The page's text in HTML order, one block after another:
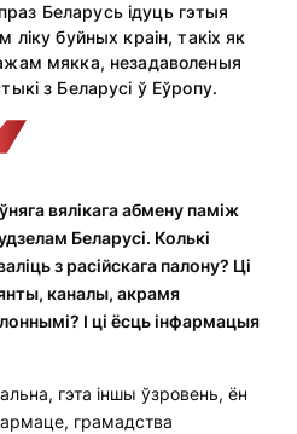
Беларусь ідуць гэтыя
буйных краін, такіх як
мякка, незадаволеныя
з Беларусі ў Еўропу.
вялікага абмену паміж
Беларусі. Колькі
з расійскага палону? Ці
каналы, акрамя
І ці ёсць інфармацыя
гэта іншы ўзровень, ён
грамадства